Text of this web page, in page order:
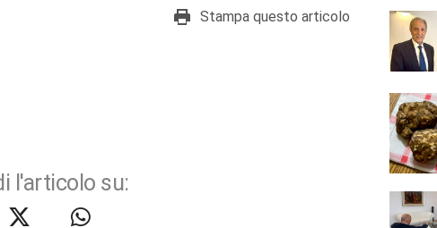
Stampa questo articolo
l'articolo su: